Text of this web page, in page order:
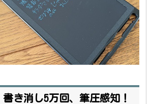
書き消し5万回、筆圧感知！